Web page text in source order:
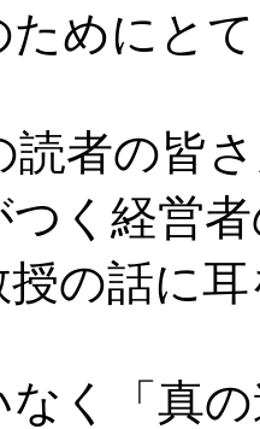
ためにと
読者の皆
つく経営
授の話に
なく「真